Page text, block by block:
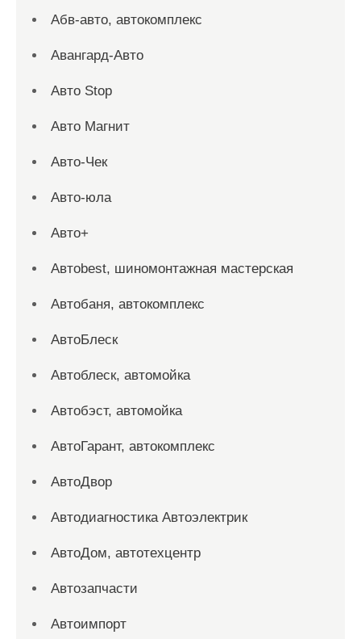
Абв-авто, автокомплекс
Авангард-Авто
Авто Stop
Авто Магнит
Авто-Чек
Авто-юла
Авто+
Автоbest, шиномонтажная мастерская
Автобаня, автокомплекс
АвтоБлеск
Автоблеск, автомойка
Автобэст, автомойка
АвтоГарант, автокомплекс
АвтоДвор
Автодиагностика Автоэлектрик
АвтоДом, автотехцентр
Автозапчасти
Автоимпорт